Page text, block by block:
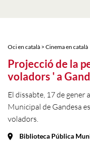
Oci en català > Cinema en català
Projecció de la
voladors ' a
El dissabte, 17 de gener
Municipal de Gandesa
voladors.
Biblioteca Pública